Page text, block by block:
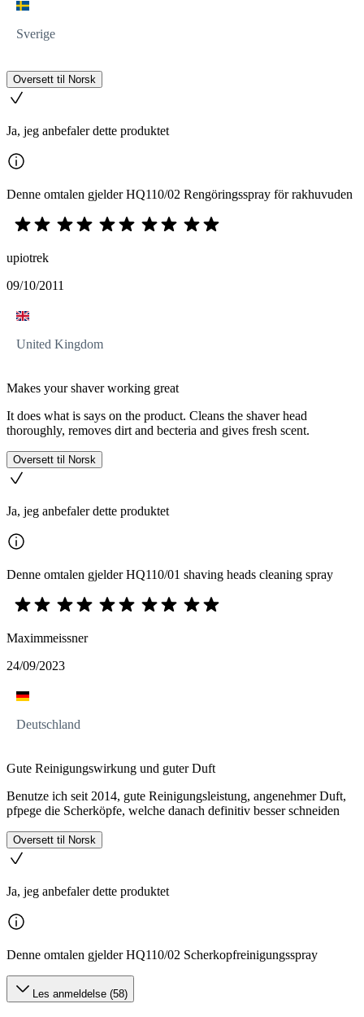
Sverige
Oversett til Norsk
Ja, jeg anbefaler dette produktet
Denne omtalen gjelder HQ110/02 Rengöringsspray för rakhuvuden
upiotrek
09/10/2011
United Kingdom
Makes your shaver working great
It does what is says on the product. Cleans the shaver head
thoroughly, removes dirt and becteria and gives fresh scent.
Oversett til Norsk
Ja, jeg anbefaler dette produktet
Denne omtalen gjelder HQ110/01 shaving heads cleaning spray
Maximmeissner
24/09/2023
Deutschland
Gute Reinigungswirkung und guter Duft
Benutze ich seit 2014, gute Reinigungsleistung, angenehmer Duft,
pfpege die Scherköpfe, welche danach definitiv besser schneiden
Oversett til Norsk
Ja, jeg anbefaler dette produktet
Denne omtalen gjelder HQ110/02 Scherkopfreinigungsspray
Les anmeldelse (58)